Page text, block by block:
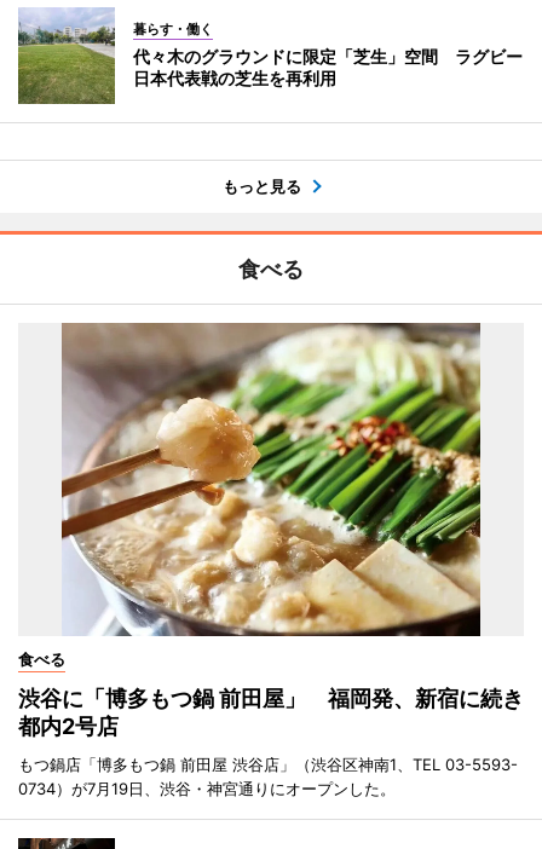
暮らす・働く
代々木のグラウンドに限定「芝生」空間 ラグビー
日本代表戦の芝生を再利用
もっと見る
食べる
食べる
渋谷に「博多もつ鍋 前田屋」 福岡発、新宿に続き
都内2号店
もつ鍋店「博多もつ鍋 前田屋 渋谷店」（渋谷区神南1、TEL 03-5593-
0734）が7月19日、渋谷・神宮通りにオープンした。